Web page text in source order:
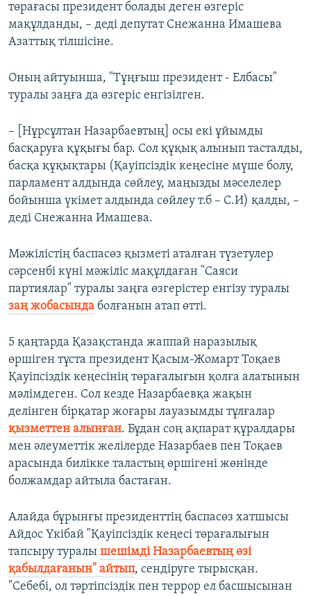
төрағасы президент болады деген өзгеріс
мақұлданды, – деді депутат Снежанна Имашева
Азаттық тілшісіне.
Оның айтуынша, "Тұңғыш президент - Елбасы"
туралы заңға да өзгеріс енгізілген.
– [Нұрсұлтан Назарбаевтың] осы екі ұйымды
басқаруға құқығы бар. Сол құқық алынып тасталды,
басқа құқықтары (Қауіпсіздік кеңесіне мүше болу,
парламент алдында сөйлеу, маңызды мәселелер
бойынша үкімет алдында сөйлеу т.б – С.И) қалды, –
деді Снежанна Имашева.
Мәжілістің баспасөз қызметі аталған түзетулер
сәрсенбі күні мәжіліс мақұлдаған "Саяси
партиялар" туралы заңға өзгерістер енгізу туралы
заң жобасында болғанын атап өтті.
5 қаңтарда Қазақстанда жаппай наразылық
өршіген тұста президент Қасым-Жомарт Тоқаев
Қауіпсіздік кеңесінің төрағалығын қолға алатынын
мәлімдеген. Сол кезде Назарбаевқа жақын
делінген бірқатар жоғары лауазымды тұлғалар
қызметтен алынған. Бұдан соң ақпарат құралдары
мен әлеуметтік желілерде Назарбаев пен Тоқаев
арасында билікке таластың өршігені жөнінде
болжамдар айтыла бастаған.
Алайда бұрынғы президенттің баспасөз хатшысы
Айдос Үкібай "Қауіпсіздік кеңесі төрағалығын
тапсыру туралы шешімді Назарбаевтың өзі
қабылдағанын" айтып, сендіруге тырысқан.
"Себебі, ол тәртіпсіздік пен террор ел басшысынан